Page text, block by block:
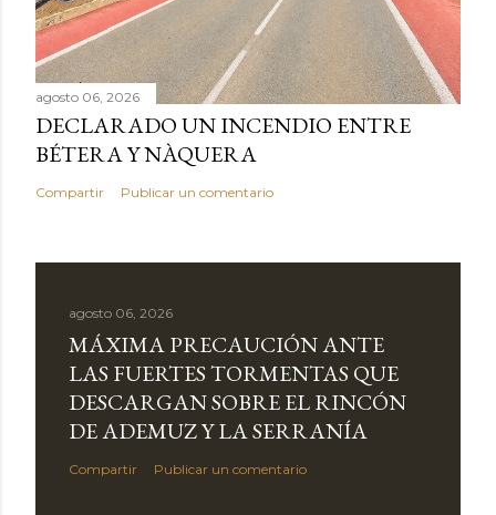
agosto 06, 2026
DECLARADO UN INCENDIO ENTRE
BÉTERA Y NÀQUERA
Compartir Publicar un comentario
agosto 06, 2026
MÁXIMA PRECAUCIÓN ANTE
LAS FUERTES TORMENTAS QUE
DESCARGAN SOBRE EL RINCÓN
DE ADEMUZ Y LA SERRANÍA
Compartir Publicar un comentario